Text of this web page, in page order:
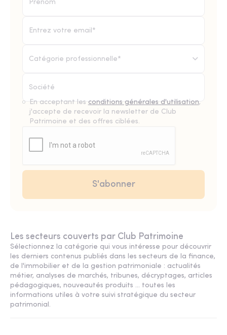
Catégorie professionnelle*
En acceptant les conditions générales d'utilisation,
j'accepte de recevoir la newsletter de Club
Patrimoine et des offres ciblées.
Les secteurs couverts par Club Patrimoine
Sélectionnez la catégorie qui vous intéresse pour découvrir
les derniers contenus publiés dans les secteurs de la finance,
de l'immobilier et de la gestion patrimoniale : actualités
métier, analyses de marchés, tribunes, décryptages, articles
pédagogiques, nouveautés produits ... toutes les
informations utiles à votre suivi stratégique du secteur
patrimonial.